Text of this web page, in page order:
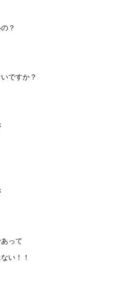
？
ですか？
って
い！！